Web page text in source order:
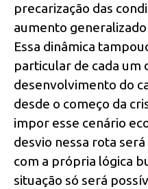
precarização das
aumento
Essa dinâmica
particular de cada um
desenvolvimento do
desde o começo da
impor esse cenário
desvio nessa rota
com a própria lógica
situação só será